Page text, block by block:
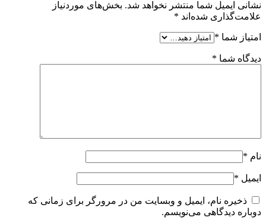
نشانی ایمیل شما منتشر نخواهد شد. بخش‌های موردنیاز
علامت‌گذاری شده‌اند *
امتیاز شما *
دیدگاه شما *
نام *
ایمیل *
ذخیره نام، ایمیل و وبسایت من در مرورگر برای زمانی که
دوباره دیدگاهی می‌نویسم.